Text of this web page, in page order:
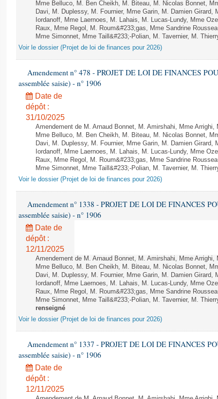
Dossiers législatifs
Budget et sécurité sociale
Questions écrites et orales
Comptes rendus des débats
Mme Belluco, M. Ben Cheikh, M. Biteau, M. Nicolas Bonnet,
Davi, M. Duplessy, M. Fournier, Mme Garin, M. Damien Girard,
Iordanoff, Mme Laernoes, M. Lahais, M. Lucas-Lundy, Mme
Raux, Mme Regol, M. Roum&#233;gas, Mme Sandrine
Mme Simonnet, Mme Taill&#233;-Polian, M. Tavernier, M.
Voir le dossier (Projet de loi de finances pour 2026)
Amendement n° 478 - PROJET DE LOI DE FINANCES
assemblée saisie) - n° 1906
Date de
dépôt :
31/10/2025
Amendement de M. Arnaud Bonnet, M. Amirshahi, Mme
Mme Belluco, M. Ben Cheikh, M. Biteau, M. Nicolas Bonnet,
Davi, M. Duplessy, M. Fournier, Mme Garin, M. Damien Girard,
Iordanoff, Mme Laernoes, M. Lahais, M. Lucas-Lundy, Mme
Raux, Mme Regol, M. Roum&#233;gas, Mme Sandrine
Mme Simonnet, Mme Taill&#233;-Polian, M. Tavernier, M.
Voir le dossier (Projet de loi de finances pour 2026)
Amendement n° 1338 - PROJET DE LOI DE FINANCES
assemblée saisie) - n° 1906
Date de
dépôt :
12/11/2025
Amendement de M. Arnaud Bonnet, M. Amirshahi, Mme
Mme Belluco, M. Ben Cheikh, M. Biteau, M. Nicolas Bonnet,
Davi, M. Duplessy, M. Fournier, Mme Garin, M. Damien Girard,
Iordanoff, Mme Laernoes, M. Lahais, M. Lucas-Lundy, Mme
Raux, Mme Regol, M. Roum&#233;gas, Mme Sandrine
Mme Simonnet, Mme Taill&#233;-Polian, M. Tavernier, M.
renseigné
Voir le dossier (Projet de loi de finances pour 2026)
Amendement n° 1337 - PROJET DE LOI DE FINANCES
assemblée saisie) - n° 1906
Date de
dépôt :
12/11/2025